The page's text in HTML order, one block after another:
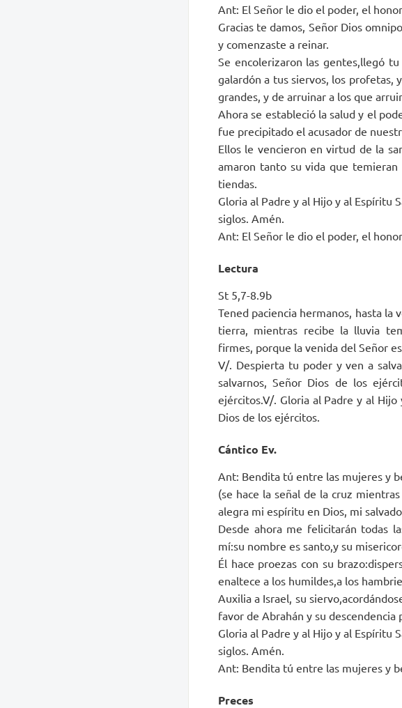
Ant: El Señor le dio el poder, el
Gracias te damos, Señor Dios
y comenzaste a reinar.
Se encolerizaron las gentes,llegó
galardón a tus siervos, los profetas,
grandes, y de arruinar a los que
Ahora se estableció la salud y el
fue precipitado el acusador de
Ellos le vencieron en virtud de la
amaron tanto su vida que
tiendas.
Gloria al Padre y al Hijo y al Espíritu
siglos. Amén.
Ant: El Señor le dio el poder, el
Lectura
St 5,7-8.9b
Tened paciencia hermanos, hasta la
tierra, mientras recibe la lluvia
firmes, porque la venida del Señor
V/. Despierta tu poder y ven a
salvarnos, Señor Dios de los
ejércitos.V/. Gloria al Padre y al
Dios de los ejércitos.
Cántico Ev.
Ant: Bendita tú entre las mujeres y
(se hace la señal de la cruz
alegra mi espíritu en Dios, mi
Desde ahora me felicitarán todas
mí:su nombre es santo,y su
Él hace proezas con su
enaltece a los humildes,a los
Auxilia a Israel, su
favor de Abrahán y su descendencia
Gloria al Padre y al Hijo y al Espíritu
siglos. Amén.
Ant: Bendita tú entre las mujeres y
Preces